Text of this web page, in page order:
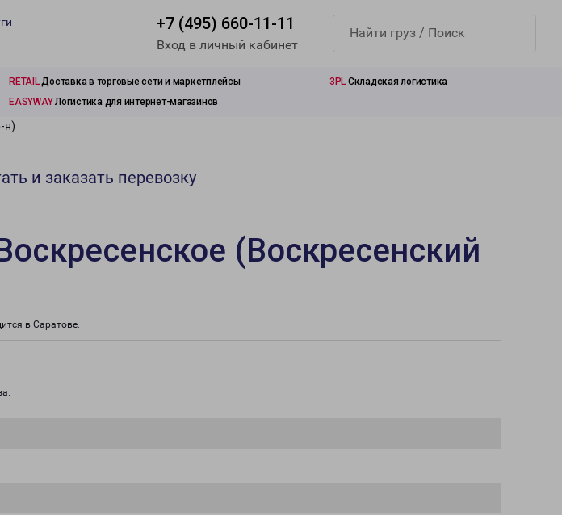
+7 (495) 660-11-11
Вход в личный кабинет
RETAILДоставка в торговые сети и маркетплейсы 3PL Складская логистика
EASYWAYЛогистика для интернет-магазинов
н)
и заказать перевозку
(Воскресенский
в Саратове.